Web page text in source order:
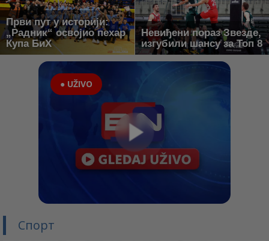
Први пут у историји:
„Радник“ освојио пехар
Купа БиХ
Невиђени пораз Звезде,
изгубили шансу за Топ 8
● UŽIVO
Спорт